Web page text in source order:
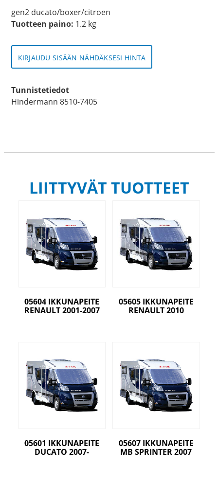
gen2 ducato/boxer/citroen
Tuotteen paino: 1.2 kg
KIRJAUDU SISÄÄN NÄHDÄKSESI HINTA
Tunnistetiedot
Hindermann 8510-7405
LIITTYVÄT TUOTTEET
05604 IKKUNAPEITE
RENAULT 2001-2007
05605 IKKUNAPEITE
RENAULT 2010
05601 IKKUNAPEITE
DUCATO 2007-
05607 IKKUNAPEITE
MB SPRINTER 2007